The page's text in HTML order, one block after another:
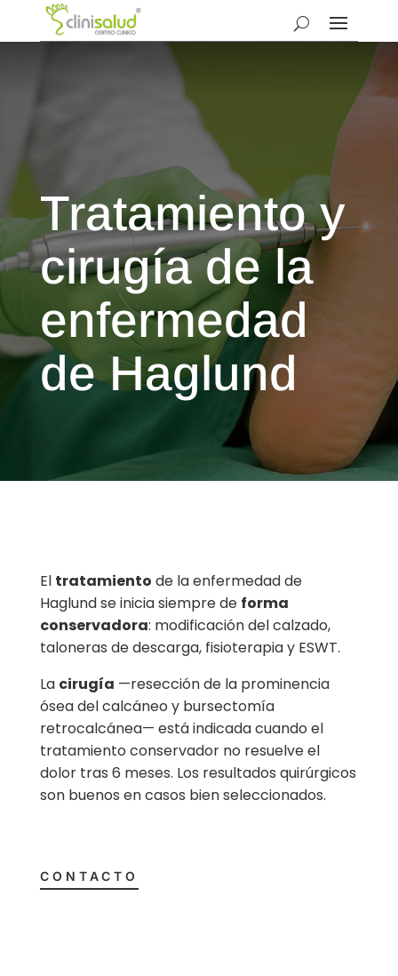
Tratamiento y
cirugía de la
enfermedad
de Haglund
El tratamiento de la enfermedad de
Haglund se inicia siempre de forma
conservadora: modificación del calzado,
taloneras de descarga, fisioterapia y ESWT.
La cirugía —resección de la prominencia
ósea del calcáneo y bursectomía
retrocalcánea— está indicada cuando el
tratamiento conservador no resuelve el
dolor tras 6 meses. Los resultados quirúrgicos
son buenos en casos bien seleccionados.
CONTACTO